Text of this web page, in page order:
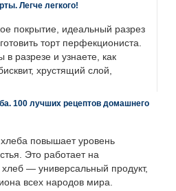
Легче легкого!
покрытие, идеальный разрез
торт перфекциониста.
разрезе и узнаете, как
хрустящий слой,
100 лучших рецептов домашнего
повышает уровень
Это работает на
хлеб — универсальный продукт,
всех народов мира.